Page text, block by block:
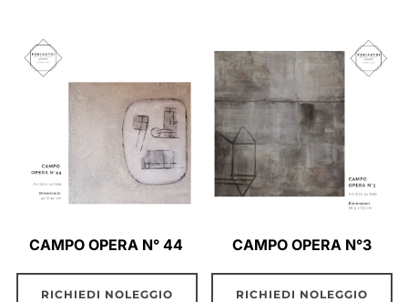
CAMPO OPERA N° 44
RICHIEDI NOLEGGIO
CAMPO OPERA N°3
RICHIEDI NOLEGGIO